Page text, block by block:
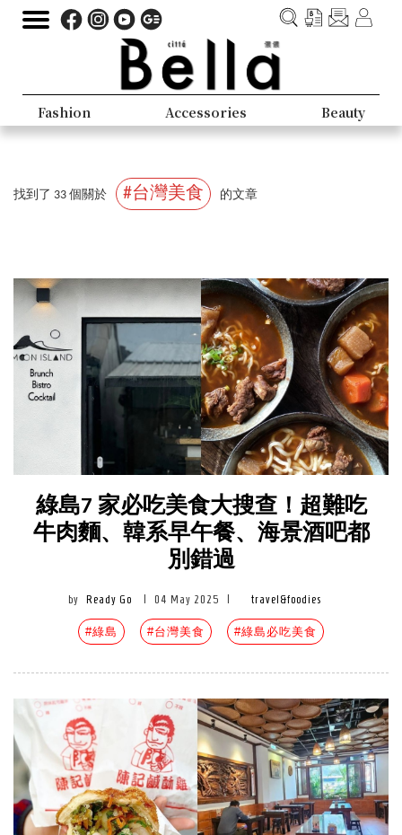
Fashion Accessories Beauty
找到了 33 個關於 #台灣美食 的文章
綠島7 家必吃美食大搜查！超難吃
牛肉麵、韓系早午餐、海景酒吧都
別錯過
by Ready Go 04 May 2025 travel&foodies
#綠島 #台灣美食 #綠島必吃美食